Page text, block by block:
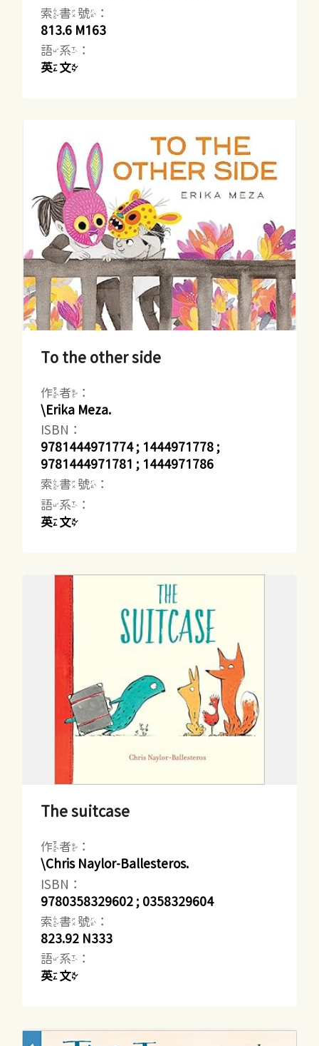
索書號：
813.6 M163
語系：
英文
To the other side
作者：
\Erika Meza.
ISBN：
9781444971774 ; 1444971778 ;
9781444971781 ; 1444971786
索書號：
語系：
英文
The suitcase
作者：
\Chris Naylor-Ballesteros.
ISBN：
9780358329602 ; 0358329604
索書號：
823.92 N333
語系：
英文